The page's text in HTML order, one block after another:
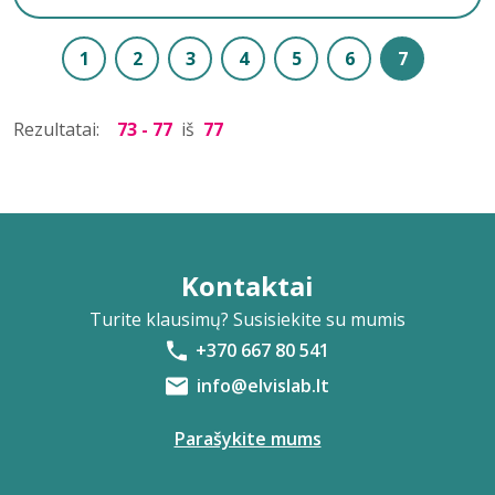
1 2 3 4 5 6 7
Rezultatai: 73 - 77 iš 77
Kontaktai
Turite klausimų? Susisiekite su mumis
+370 667 80 541
info@elvislab.lt
Parašykite mums